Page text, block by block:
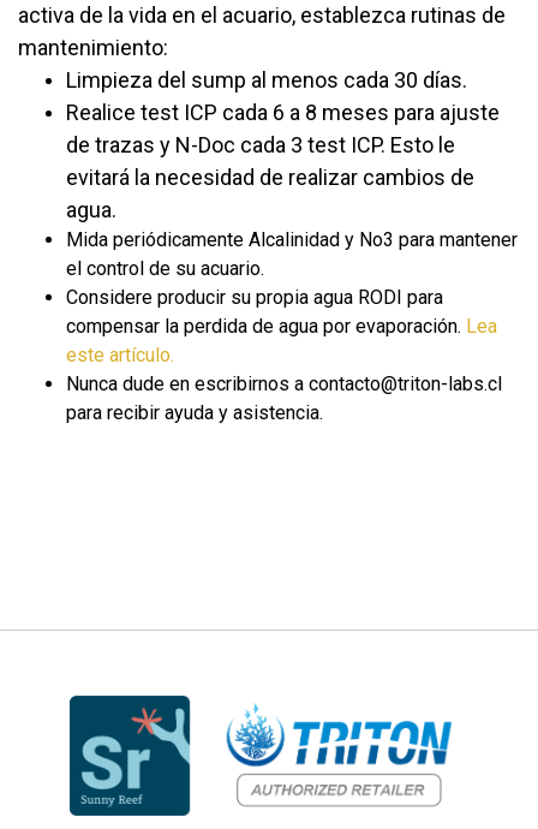
activa de la vida en el acuario, establezca rutinas de
mantenimiento:
Limpieza del sump al menos cada 30 días.
Realice test ICP cada 6 a 8 meses para ajuste
de trazas y N-Doc cada 3 test ICP. Esto le
evitará la necesidad de realizar cambios de
agua.
Mida periódicamente Alcalinidad y No3 para mantener
el control de su acuario.
Considere producir su propia agua RODI para
compensar la perdida de agua por evaporación. Lea
este artículo.
Nunca dude en escribirnos a contacto@triton-labs.cl
para recibir ayuda y asistencia.